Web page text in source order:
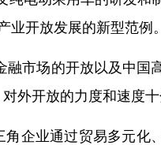
开放发展的新型范例。
市场的开放以及中国
外开放的力度和速度十
企业通过贸易多元化